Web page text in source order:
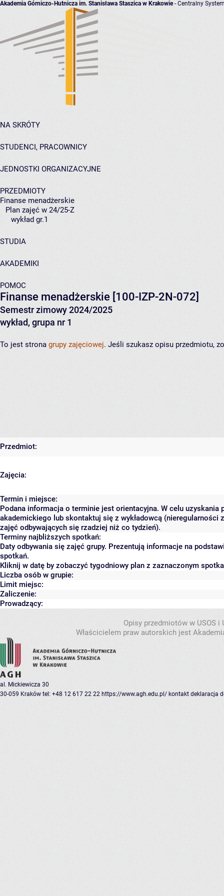
Akademia Górniczo-Hutnicza im. Stanisława Staszica w Krakowie- Centralny
NA SKRÓTY
STUDENCI, PRACOWNICY
JEDNOSTKI ORGANIZACYJNE
PRZEDMIOTY
Finanse menadżerskie
Plan zajęć w 24/25-Z
wykład gr.1
STUDIA
AKADEMIKI
POMOC
Finanse menadżerskie [100-IZP-2N-072]
Semestr zimowy 2024/2025
wykład, grupa nr 1
To jest strona grupy zajęciowej. Jeśli szukasz opisu przedmiotu,
Przedmiot:
Zajęcia:
Termin i miejsce:
Podana informacja o terminie jest orientacyjna. W celu
akademickiego lub skontaktuj się z wykładowcą (nieregularności
zajęć odbywających się rzadziej niż co tydzień).
Terminy najbliższych spotkań:
Daty odbywania się zajęć grupy. Prezentują informacje na
spotkań.
Kliknij w datę by zobaczyć tygodniowy plan z zaznaczonym
Liczba osób w grupie:
Limit miejsc:
Zaliczenie:
Prowadzący:
Opisy przedmiotów w USOS
Właścicielem praw autorskich jest
al. Mickiewicza 30
30-059 Kraków tel: +48 12 617 22 22 https://www.agh.edu.pl/ kontakt deklaracja